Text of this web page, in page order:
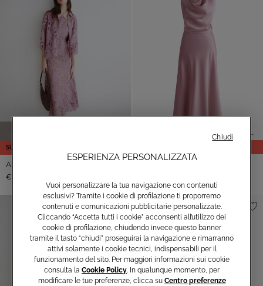
SUMMER SALE
Abito Midi Begonia
€245,00
ESPERIENZA PERSONALIZZATA
Vuoi personalizzare la tua navigazione con contenuti
esclusivi? Tramite i cookie di profilazione ti proporremo
contenuti e comunicazioni pubblicitarie personalizzate.
Cliccando “Accetta tutti i cookie” acconsenti all’utilizzo dei
cookie di profilazione, chiudendo invece questo banner
tramite il tasto “chiudi” proseguirai la navigazione e rimarranno
attivi solamente i cookie tecnici, indispensabili per il
funzionamento del sito. Per maggiori informazioni sui cookie
consulta la Cookie Policy . In qualunque momento, per
modificare le tue preferenze, clicca su Centro preferenze
Chiudi